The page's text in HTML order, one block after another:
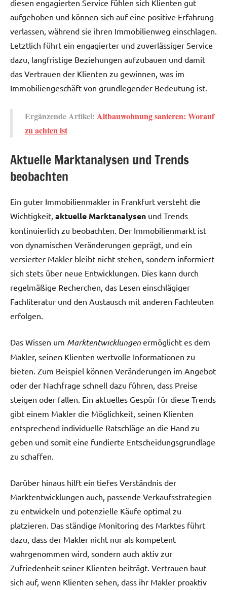
diesen engagierten Service fühlen sich Klienten gut
aufgehoben und können sich auf eine positive Erfahrung
verlassen, während sie ihren Immobilienweg einschlagen.
Letztlich führt ein engagierter und zuverlässiger Service
dazu, langfristige Beziehungen aufzubauen und damit
das Vertrauen der Klienten zu gewinnen, was im
Immobiliengeschäft von grundlegender Bedeutung ist.
Ergänzende Artikel: Altbauwohnung sanieren: Worauf
zu achten ist
Aktuelle Marktanalysen und Trends
beobachten
Ein guter Immobilienmakler in Frankfurt versteht die
Wichtigkeit, aktuelle Marktanalysen und Trends
kontinuierlich zu beobachten. Der Immobilienmarkt ist
von dynamischen Veränderungen geprägt, und ein
versierter Makler bleibt nicht stehen, sondern informiert
sich stets über neue Entwicklungen. Dies kann durch
regelmäßige Recherchen, das Lesen einschlägiger
Fachliteratur und den Austausch mit anderen Fachleuten
erfolgen.
Das Wissen um Marktentwicklungen ermöglicht es dem
Makler, seinen Klienten wertvolle Informationen zu
bieten. Zum Beispiel können Veränderungen im Angebot
oder der Nachfrage schnell dazu führen, dass Preise
steigen oder fallen. Ein aktuelles Gespür für diese Trends
gibt einem Makler die Möglichkeit, seinen Klienten
entsprechend individuelle Ratschläge an die Hand zu
geben und somit eine fundierte Entscheidungsgrundlage
zu schaffen.
Darüber hinaus hilft ein tiefes Verständnis der
Marktentwicklungen auch, passende Verkaufsstrategien
zu entwickeln und potenzielle Käufe optimal zu
platzieren. Das ständige Monitoring des Marktes führt
dazu, dass der Makler nicht nur als kompetent
wahrgenommen wird, sondern auch aktiv zur
Zufriedenheit seiner Klienten beiträgt. Vertrauen baut
sich auf, wenn Klienten sehen, dass ihr Makler proaktiv